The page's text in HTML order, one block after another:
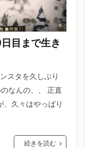
目まで生き
スタを久しぶり
なんの、、 正直
、久々はやっぱり
続きを読む